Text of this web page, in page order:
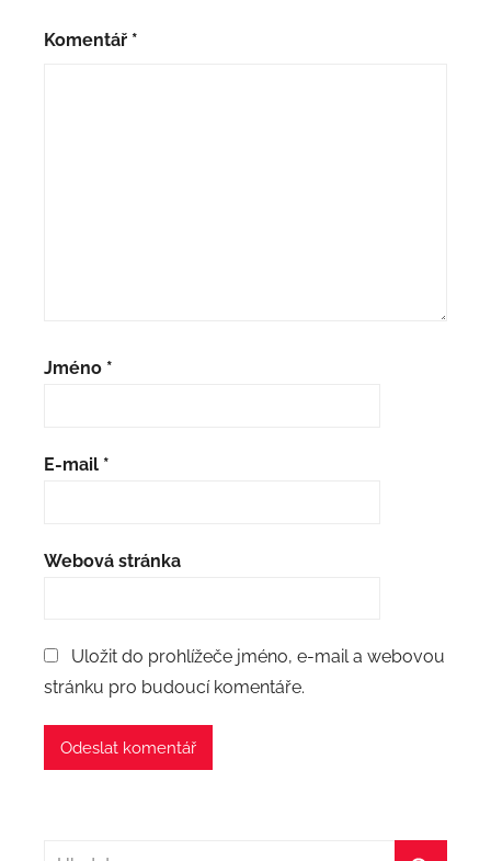
Komentář *
Jméno *
E-mail *
Webová stránka
Uložit do prohlížeče jméno, e-mail a webovou
stránku pro budoucí komentáře.
Hledat: